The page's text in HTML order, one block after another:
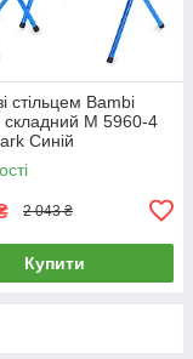
стільцем Bambi
складний M 5960-4
Синій
2 043 ₴
Купити